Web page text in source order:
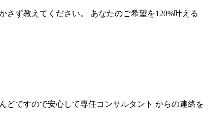
ず教えてください。 あなたのご希望を120%叶える
どですので安心して専任コンサルタント からの連絡を